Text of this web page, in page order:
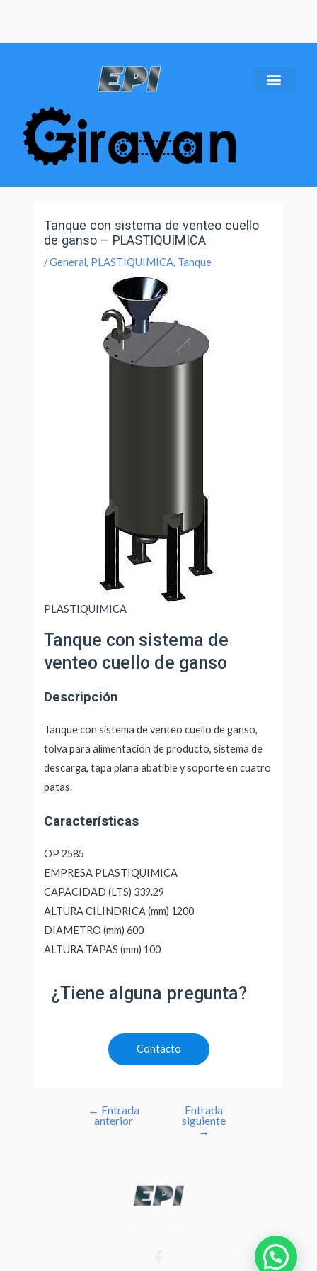
Tanque con sistema de venteo cuello
de ganso – PLASTIQUIMICA
/General, PLASTIQUIMICA, Tanque
PLASTIQUIMICA
Tanque con sistema de
venteo cuello de ganso
Descripción
Tanque con sistema de venteo cuello de ganso,
tolva para alimentación de producto, sistema de
descarga, tapa plana abatible y soporte en cuatro
patas.
Características
OP 2585
EMPRESA PLASTIQUIMICA
CAPACIDAD (LTS) 339.29
ALTURA CILINDRICA (mm) 1200
DIAMETRO (mm) 600
ALTURA TAPAS (mm) 100
¿Tiene alguna pregunta?
Contacto
← Entrada
anterior
Entrada
siguiente
→